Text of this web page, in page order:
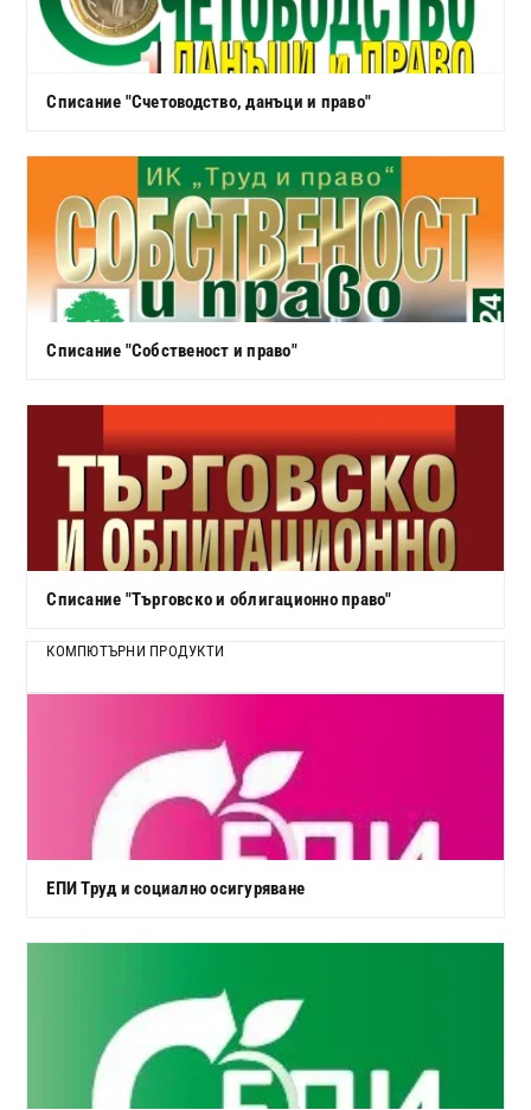
Списание "Счетоводство, данъци и право"
Списание "Собственост и право"
Списание "Търговско и облигационно право"
КОМПЮТЪРНИ ПРОДУКТИ
ЕПИ Труд и социално осигуряване